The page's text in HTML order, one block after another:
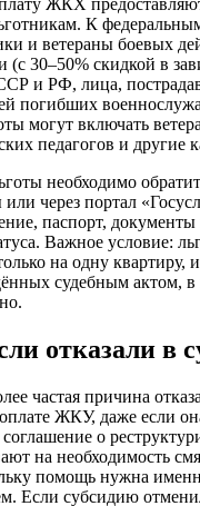
К
и ветераны боевых
(с 30–50% скидкой в
и РФ, лица,
погибших
могут включать
педагогов и другие
необходимо
через портал
паспорт,
Важное условие:
на одну квартиру,
судебным актом,
отказали в
частая причина
ЖКУ, даже если
о
на необходимость
помощь нужна
Если субсидию